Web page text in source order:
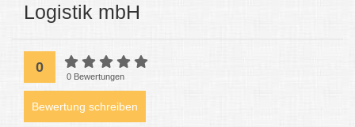
Logistik mbH
0
0 Bewertungen
Bewertung schreiben